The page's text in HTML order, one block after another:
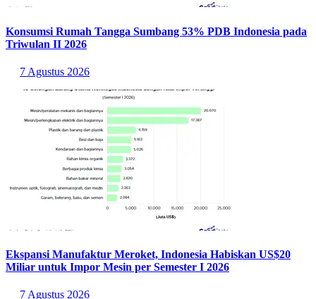
Konsumsi Rumah Tangga Sumbang 53% PDB Indonesia pada
Triwulan II 2026
7 Agustus 2026
Ekspansi Manufaktur Meroket, Indonesia Habiskan US$20
Miliar untuk Impor Mesin per Semester I 2026
7 Agustus 2026